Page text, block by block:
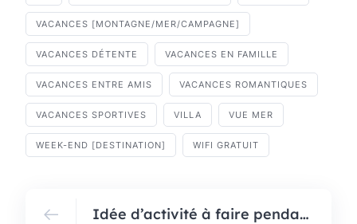
VACANCES [MONTAGNE/MER/CAMPAGNE]
VACANCES DÉTENTE VACANCES EN FAMILLE
VACANCES ENTRE AMIS VACANCES ROMANTIQUES
VACANCES SPORTIVES VILLA VUE MER
WEEK-END [DESTINATION] WIFI GRATUIT
Idée d’activité à faire pendant votre week-end